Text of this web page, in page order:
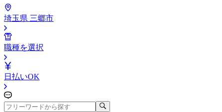
埼玉県 三郷市
職種を選択
日払いOK